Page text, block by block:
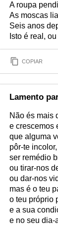
A roupa
As moscas
Seis anos
Isto é real,
COPIAR
Lamento
Não és mais
e crescemos
que alguma
pôr-te
ser remédio
ou tirar-nos
ou dar-nos
mas é o teu
o teu próprio
e a sua
e no seu dia-